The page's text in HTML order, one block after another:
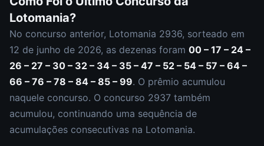
Lotomania?
No concurso anterior, Lotomania 2936, sorteado em
12 de junho de 2026, as dezenas foram 00 – 17 – 24 –
26 – 27 – 30 – 32 – 34 – 35 – 47 – 52 – 54 – 57 – 64 –
66 – 76 – 78 – 84 – 85 – 99. O prêmio acumulou
naquele concurso. O concurso 2937 também
acumulou, continuando uma sequência de
acumulações consecutivas na Lotomania.